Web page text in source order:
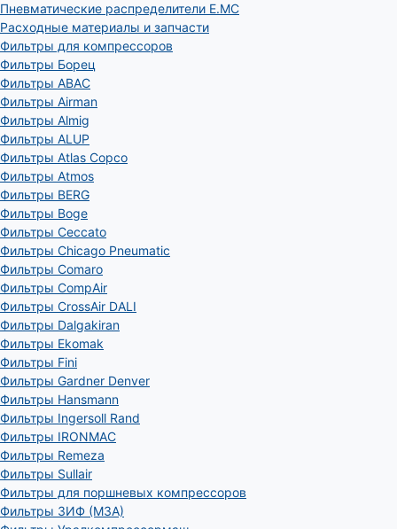
Пневматические распределители E.MC
Расходные материалы и запчасти
Фильтры для компрессоров
Фильтры Борец
Фильтры ABAC
Фильтры Airman
Фильтры Almig
Фильтры ALUP
Фильтры Atlas Copco
Фильтры Atmos
Фильтры BERG
Фильтры Boge
Фильтры Ceccato
Фильтры Chicago Pneumatic
Фильтры Comaro
Фильтры CompAir
Фильтры CrossAir DALI
Фильтры Dalgakiran
Фильтры Ekomak
Фильтры Fini
Фильтры Gardner Denver
Фильтры Hansmann
Фильтры Ingersoll Rand
Фильтры IRONMAC
Фильтры Remeza
Фильтры Sullair
Фильтры для поршневых компрессоров
Фильтры ЗИФ (МЗА)